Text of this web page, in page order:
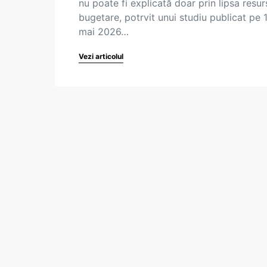
nu poate fi explicată doar prin lipsa
bugetare, potrvit unui studiu publicat pe
mai 2026…
Vezi articolul